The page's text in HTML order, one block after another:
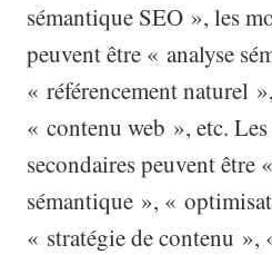
sémantique SEO », les
peuvent être « analyse
« référencement naturel
« contenu web », etc.
secondaires peuvent être
sémantique », «
« stratégie de contenu »,